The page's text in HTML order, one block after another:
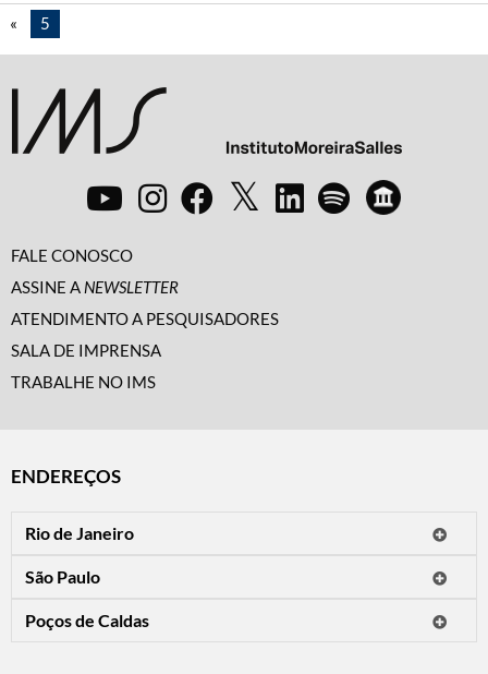
« 5
FALE CONOSCO
ASSINE A NEWSLETTER
ATENDIMENTO A PESQUISADORES
SALA DE IMPRENSA
TRABALHE NO IMS
ENDEREÇOS
Rio de Janeiro
Horário de visitação: a programação do IMS no Rio de Janeiro será
apresentada em instituições culturais parceiras.
São Paulo
CEP 01310-300 - São Paulo/SP
Poços de Caldas